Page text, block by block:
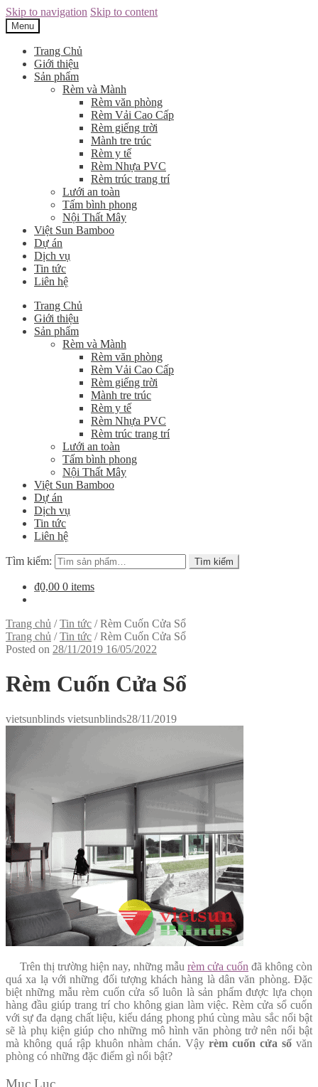
Skip to navigation Skip to content
Menu
Trang Chủ
Giới thiệu
Sản phẩm
Rèm và Mành
Rèm văn phòng
Rèm Vải Cao Cấp
Rèm giếng trời
Mành tre trúc
Rèm y tế
Rèm Nhựa PVC
Rèm trúc trang trí
Lưới an toàn
Tấm bình phong
Nội Thất Mây
Việt Sun Bamboo
Dự án
Dịch vụ
Tin tức
Liên hệ
Trang Chủ
Giới thiệu
Sản phẩm
Rèm và Mành
Rèm văn phòng
Rèm Vải Cao Cấp
Rèm giếng trời
Mành tre trúc
Rèm y tế
Rèm Nhựa PVC
Rèm trúc trang trí
Lưới an toàn
Tấm bình phong
Nội Thất Mây
Việt Sun Bamboo
Dự án
Dịch vụ
Tin tức
Liên hệ
Tìm kiếm: Tìm kiếm
₫0,00 0 items
Trang chủ /Tin tức /Rèm Cuốn Cửa Sổ
Trang chủ /Tin tức /Rèm Cuốn Cửa Sổ
Posted on 28/11/2019 16/05/2022
Rèm Cuốn Cửa Sổ
vietsunblinds vietsunblinds28/11/2019
Trên thị trường hiện nay, những mẫu rèm cửa cuốn đã không còn
quá xa lạ với những đối tượng khách hàng là dân văn phòng. Đặc
biệt những mẫu rèm cuốn cửa sổ luôn là sản phẩm được lựa chọn
hàng đầu giúp trang trí cho không gian làm việc. Rèm cửa sổ cuốn
với sự đa dạng chất liệu, kiểu dáng phong phú cùng màu sắc nổi bật
sẽ là phụ kiện giúp cho những mô hình văn phòng trở nên nổi bật
mà không quá rập khuôn nhàm chán. Vậy rèm cuốn cửa sổ văn
phòng có những đặc điểm gì nổi bật?
Mục Lục